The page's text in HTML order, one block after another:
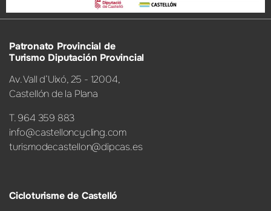
Patronato Provincial de
Turismo Diputación Provincial
Av. Vall d’Uixó, 25 - 12004,
Castellón de la Plana
T. 964 359 883
info@castelloncycling.com
turismodecastellon@dipcas.es
Cicloturisme de Castelló